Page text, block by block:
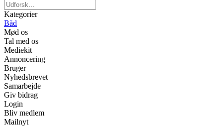
Kategorier
Båd
Mød os
Tal med os
Mediekit
Annoncering
Bruger
Nyhedsbrevet
Samarbejde
Giv bidrag
Login
Bliv medlem
Mailnyt